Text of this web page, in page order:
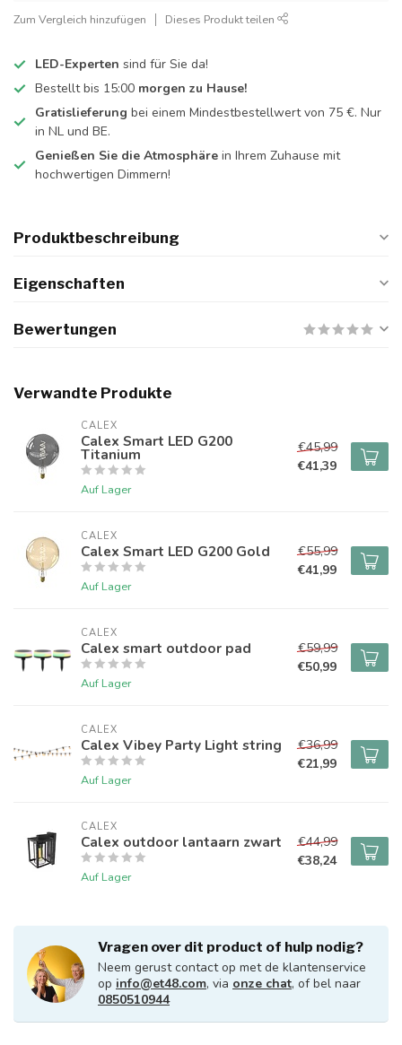
Zum Vergleich hinzufügen Dieses Produkt teilen
LED-Experten sind für Sie da!
Bestellt bis 15:00 morgen zu Hause!
Gratislieferung bei einem Mindestbestellwert von 75 €. Nur
in NL und BE.
Genießen Sie die Atmosphäre in Ihrem Zuhause mit
hochwertigen Dimmern!
Produktbeschreibung
Eigenschaften
Bewertungen
Verwandte Produkte
CALEX
Calex Smart LED G200
Titanium
Auf Lager
€45,99
€41,39
CALEX
Calex Smart LED G200 Gold
Auf Lager
€55,99
€41,99
CALEX
Calex smart outdoor pad
Auf Lager
€59,99
€50,99
CALEX
Calex Vibey Party Light string
Auf Lager
€36,99
€21,99
CALEX
Calex outdoor lantaarn zwart
Auf Lager
€44,99
€38,24
Vragen over dit product of hulp nodig?
Neem gerust contact op met de klantenservice
op info@et48.com, via onze chat, of bel naar
0850510944